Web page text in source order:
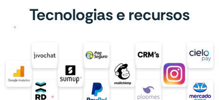
Tecnologias e recursos